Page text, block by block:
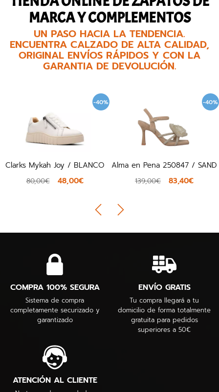
MARCA Y COMPLEMENTOS
UN PASO HACIA LA TENDENCIA.
ENCUENTRA CALZADO DE ALTA CALIDAD,
ORIGINAL ENVÍOS RÁPIDOS Y CON LA
GARANTIA DE DEVOLUCIÓN.
-40%
Clarks Mykah Joy / BLANCO
80,00€ 48,00€
-40%
Alma en Pena 250847 / SAND
139,00€ 83,40€
COMPRA 100% SEGURA
Sistema de compra
completamente securizado y
garantizado
ENVÍO GRATIS
Tu compra llegará a tu
domicilio de forma totalmente
gratuita para pedidos
superiores a 50€
ATENCIÓN AL CLIENTE